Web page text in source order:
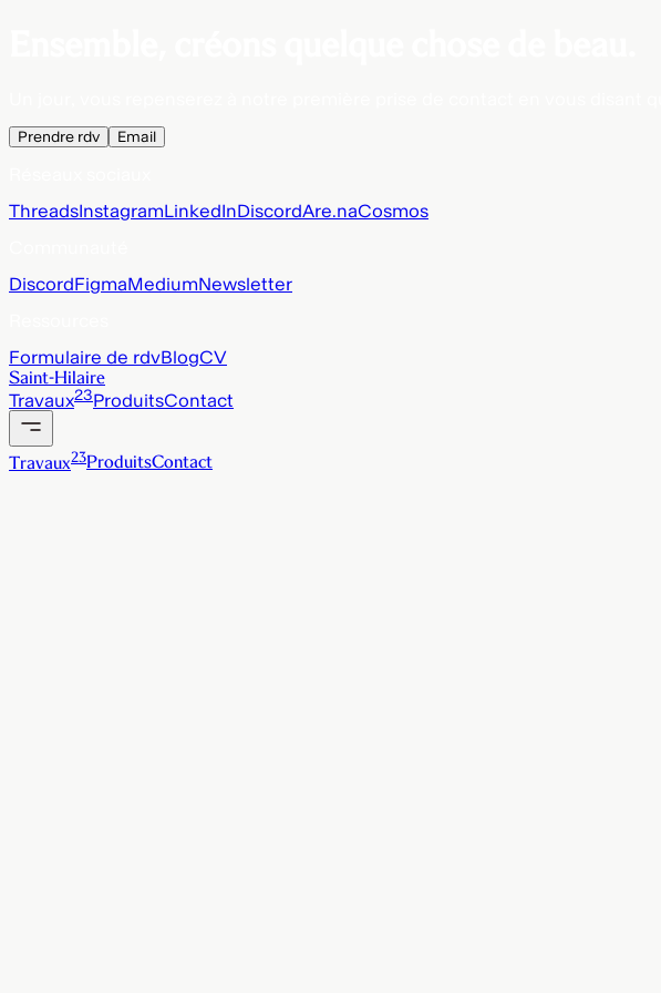
Prendre rdv Email
ThreadsInstagramLinkedInDiscordAre.naCosmos
DiscordFigmaMediumNewsletter
Formulaire de rdvBlogCV
Saint-Hilaire
Travaux23ProduitsContact
Travaux23ProduitsContact